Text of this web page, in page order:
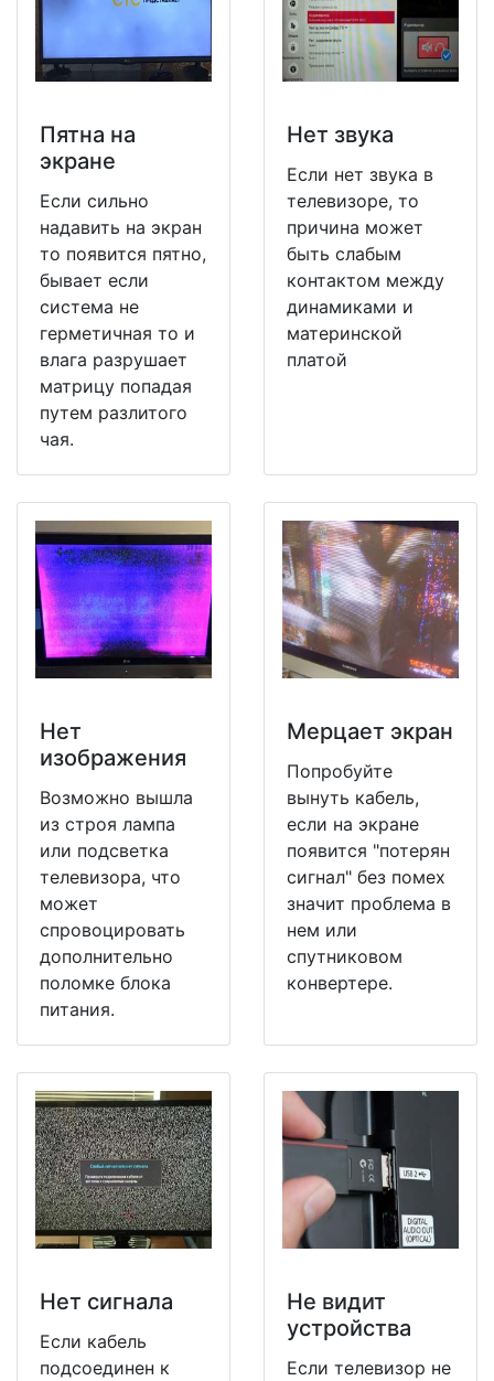
Пятна на
экране
Если сильно
надавить на экран
то появится пятно,
бывает если
система не
герметичная то и
влага разрушает
матрицу попадая
путем разлитого
чая.
Нет звука
Если нет звука в
телевизоре, то
причина может
быть слабым
контактом между
динамиками и
материнской
платой
Нет
изображения
Возможно вышла
из строя лампа
или подсветка
телевизора, что
может
спровоцировать
дополнительно
поломке блока
питания.
Мерцает экран
Попробуйте
вынуть кабель,
если на экране
появится "потерян
сигнал" без помех
значит проблема в
нем или
спутниковом
конвертере.
Нет сигнала
Если кабель
подсоединен к
Не видит
устройства
Если телевизор не